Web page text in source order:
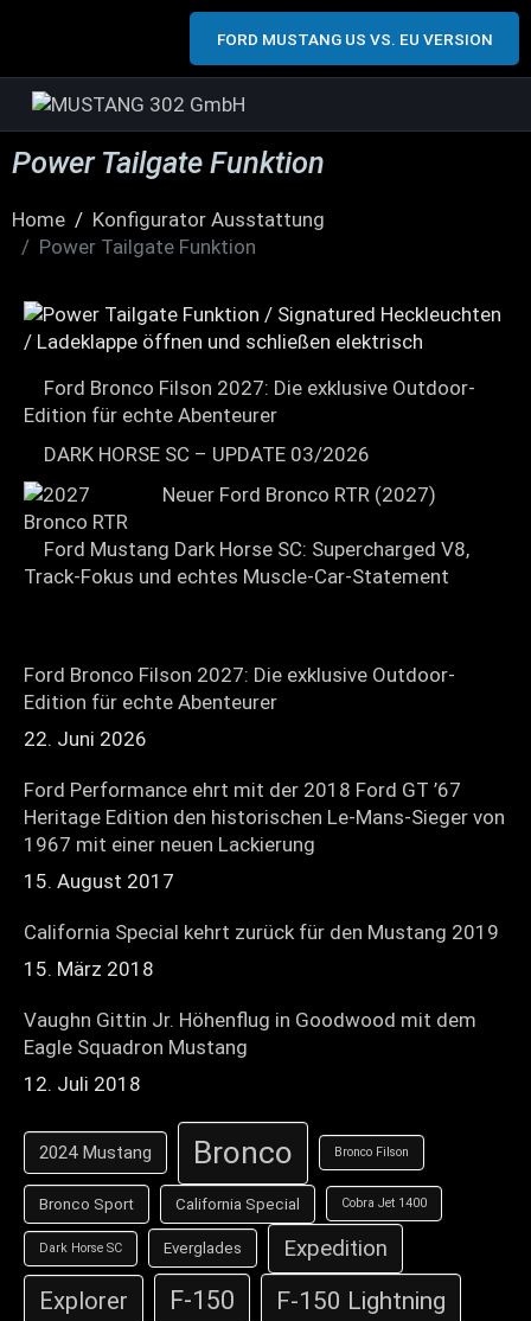
FORD MUSTANG US VS. EU VERSION
Power Tailgate Funktion
Home
Konfigurator Ausstattung
Power Tailgate Funktion
Ford Bronco Filson 2027: Die exklusive Outdoor-
Edition für echte Abenteurer
DARK HORSE SC – UPDATE 03/2026
Neuer Ford Bronco RTR (2027)
Ford Mustang Dark Horse SC: Supercharged V8,
Track-Fokus und echtes Muscle-Car-Statement
Ford Bronco Filson 2027: Die exklusive Outdoor-
Edition für echte Abenteurer
22. Juni 2026
Ford Performance ehrt mit der 2018 Ford GT ’67
Heritage Edition den historischen Le-Mans-Sieger von
1967 mit einer neuen Lackierung
15. August 2017
California Special kehrt zurück für den Mustang 2019
15. März 2018
Vaughn Gittin Jr. Höhenflug in Goodwood mit dem
Eagle Squadron Mustang
12. Juli 2018
2024 Mustang Bronco Bronco Filson
Bronco Sport California Special Cobra Jet 1400
Dark Horse SC Everglades Expedition
Explorer F-150 F-150 Lightning